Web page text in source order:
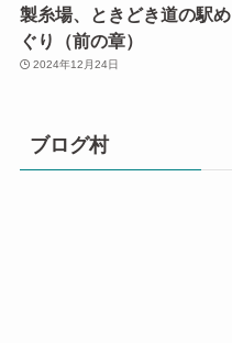
製糸場、ときどき道の駅め
ぐり（前の章）
2024年12月24日
ブログ村